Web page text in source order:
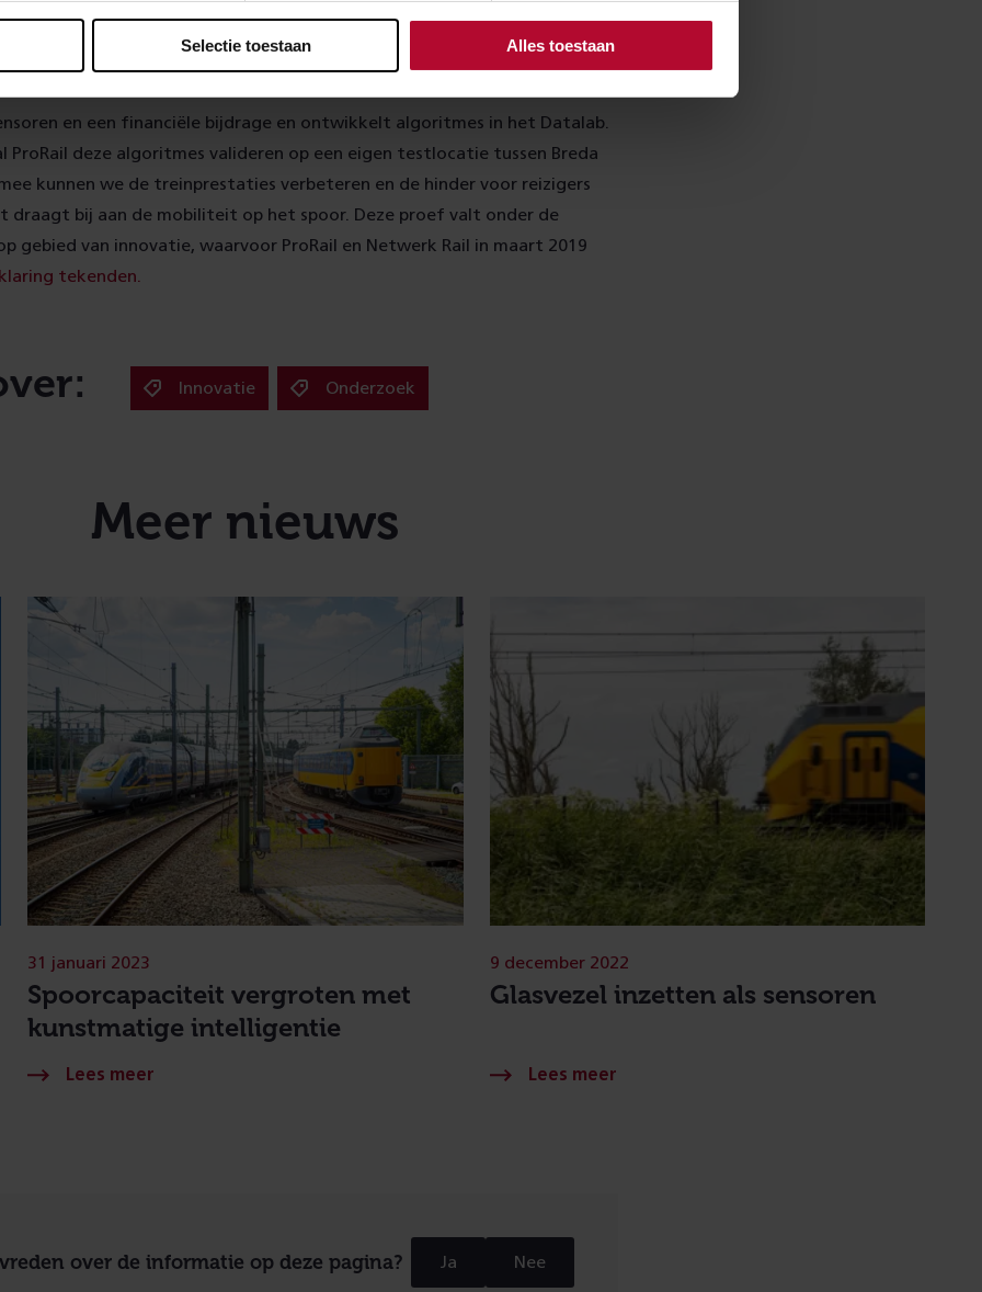
Selectie toestaan Alles toestaan
die langsloopt, een voorbijrijdende trein of een loszittend
Deze technologie heeft het potentieel om de conditie van het spoor op
en een financiële bijdrage en ontwikkelt algoritmes in het Datalab.
ProRail deze algoritmes valideren op een eigen testlocatie tussen Breda
kunnen we de treinprestaties verbeteren en de hinder voor reizigers
draagt bij aan de mobiliteit op het spoor. Deze proef valt onder de
gebied van innovatie, waarvoor ProRail en Netwerk Rail in maart 2019
tekenden
Innovatie Onderzoek
Meer nieuws
Spoorcapaciteit vergroten met
kunstmatige intelligentie
31 januari 2023
Glasvezel inzetten als sensoren
9 december 2022
over de informatie op deze pagina? Ja Nee